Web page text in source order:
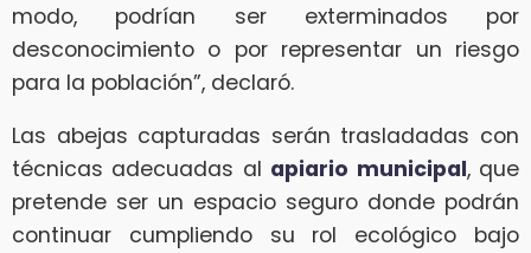
modo, podrían ser exterminados por
desconocimiento o por representar un riesgo
para la población”, declaró.
Las abejas capturadas serán trasladadas con
técnicas adecuadas al apiario municipal, que
pretende ser un espacio seguro donde podrán
continuar cumpliendo su rol ecológico bajo